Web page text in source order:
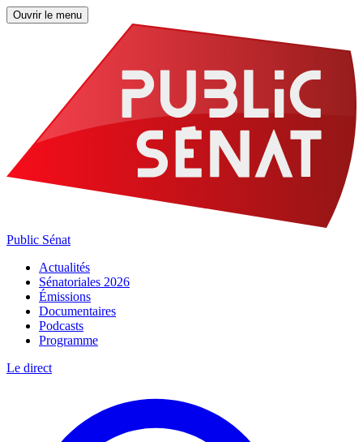
Ouvrir le menu
Public Sénat
Actualités
Sénatoriales 2026
Émissions
Documentaires
Podcasts
Programme
Le direct